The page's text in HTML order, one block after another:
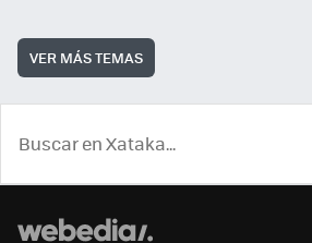
VER MÁS TEMAS